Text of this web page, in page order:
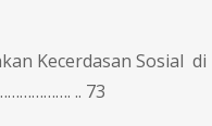
Kecerdasan Sosial di
.. 73